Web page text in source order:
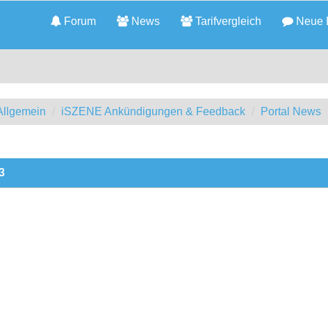
Forum News Tarifvergleich Neue
iSZENE Ankündigungen & Feedback Portal News